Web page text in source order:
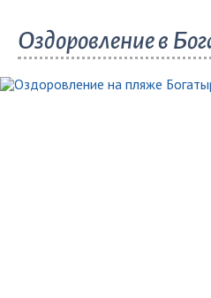
Оздоровление в